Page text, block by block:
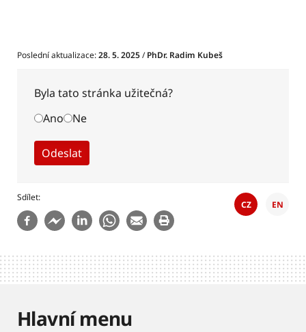
Poslední aktualizace:28. 5. 2025/PhDr. Radim Kubeš
Byla tato stránka užitečná?
Ano
Ne
Sdílet
CZ EN
Hlavní menu